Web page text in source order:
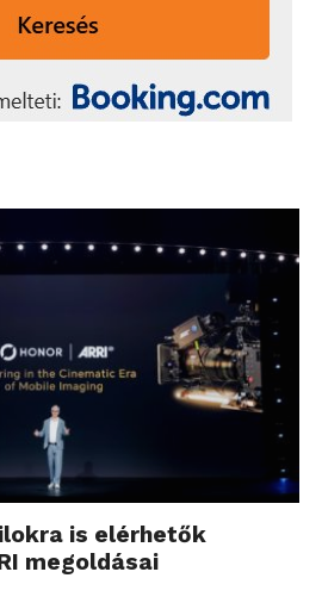
is elérhetők
megoldásai